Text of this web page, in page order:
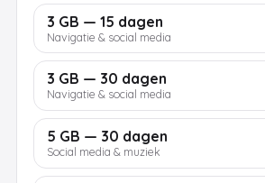
3 GB — 15 dagen
Navigatie & social media
3 GB — 30 dagen
Navigatie & social media
5 GB — 30 dagen
Social media & muziek